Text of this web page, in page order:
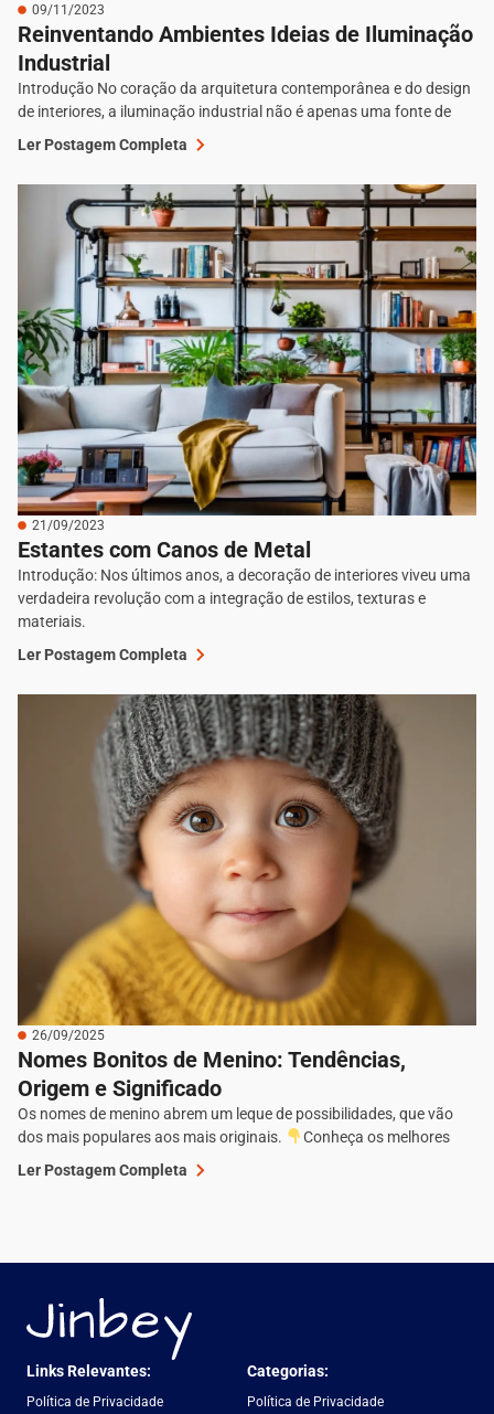
09/11/2023
Reinventando Ambientes Ideias de Iluminação
Industrial
Introdução No coração da arquitetura contemporânea e do design
de interiores, a iluminação industrial não é apenas uma fonte de
Ler Postagem Completa
21/09/2023
Estantes com Canos de Metal
Introdução: Nos últimos anos, a decoração de interiores viveu uma
verdadeira revolução com a integração de estilos, texturas e
materiais.
Ler Postagem Completa
26/09/2025
Nomes Bonitos de Menino: Tendências,
Origem e Significado
Os nomes de menino abrem um leque de possibilidades, que vão
dos mais populares aos mais originais.
Conheça os melhores
Ler Postagem Completa
Links Relevantes:
Política de Privacidade
Categorias:
Política de Privacidade